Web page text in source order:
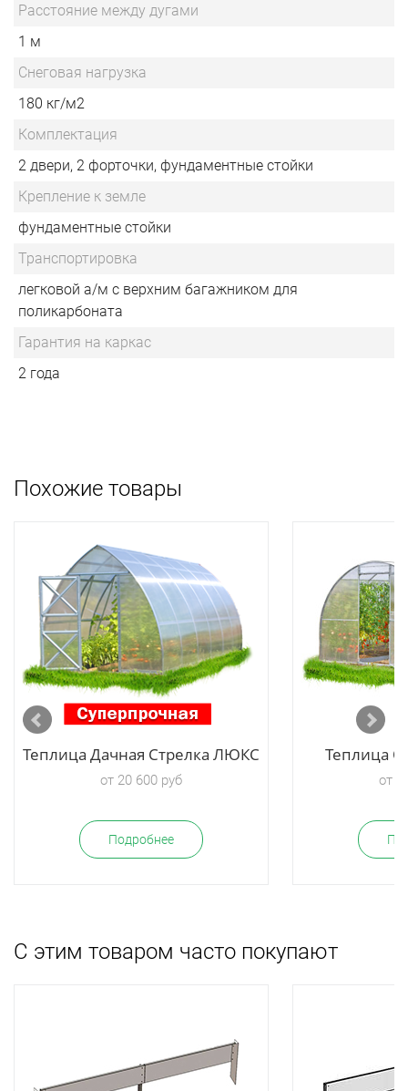
Расстояние между дугами
1 м
Снеговая нагрузка
180 кг/м2
Комплектация
2 двери, 2 форточки, фундаментные стойки
Крепление к земле
фундаментные стойки
Транспортировка
легковой а/м с верхним багажником для
поликарбоната
Гарантия на каркас
2 года
Похожие товары
Теплица Дачная Стрелка ЛЮКС
от 20 600 руб
Подробнее
Теплица
от
С этим товаром часто покупают